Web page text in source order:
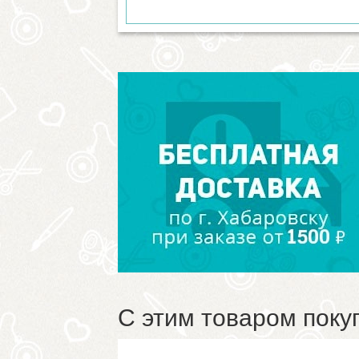
С этим товаром